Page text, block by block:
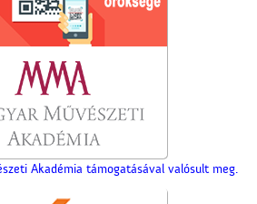
Akadémia támogatásával valósult meg.